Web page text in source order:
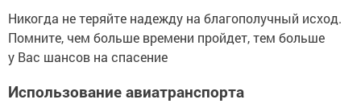
Никогда не теряйте надежду на благополучный исход.
Помните, чем больше времени пройдет, тем больше
у Вас шансов на спасение
Использование авиатранспорта